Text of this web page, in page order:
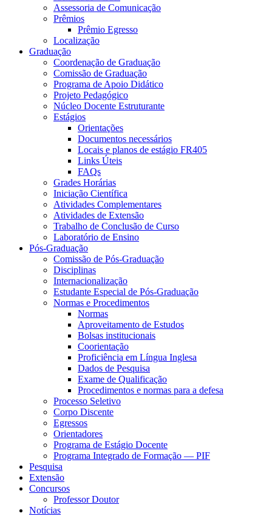
Assessoria de Comunicação
Prêmios
Prêmio Egresso
Localização
Graduação
Coordenação de Graduação
Comissão de Graduação
Programa de Apoio Didático
Projeto Pedagógico
Núcleo Docente Estruturante
Estágios
Orientações
Documentos necessários
Locais e planos de estágio FR405
Links Úteis
FAQs
Grades Horárias
Iniciação Científica
Atividades Complementares
Atividades de Extensão
Trabalho de Conclusão de Curso
Laboratório de Ensino
Pós-Graduação
Comissão de Pós-Graduação
Disciplinas
Internacionalização
Estudante Especial de Pós-Graduação
Normas e Procedimentos
Normas
Aproveitamento de Estudos
Bolsas institucionais
Coorientação
Proficiência em Língua Inglesa
Dados de Pesquisa
Exame de Qualificação
Procedimentos e normas para a defesa
Processo Seletivo
Corpo Discente
Egressos
Orientadores
Programa de Estágio Docente
Programa Integrado de Formação — PIF
Pesquisa
Extensão
Concursos
Professor Doutor
Notícias